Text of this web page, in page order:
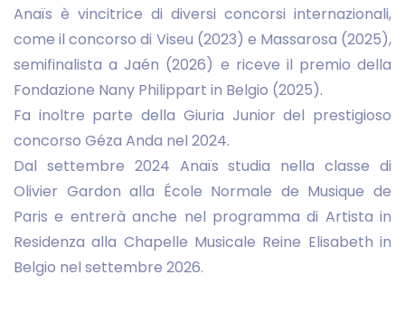
Anaïs è vincitrice di diversi concorsi internazionali,
come il concorso di Viseu (2023) e Massarosa (2025),
semifinalista a Jaén (2026) e riceve il premio della
Fondazione Nany Philippart in Belgio (2025).
Fa inoltre parte della Giuria Junior del prestigioso
concorso Géza Anda nel 2024.
Dal settembre 2024 Anaïs studia nella classe di
Olivier Gardon alla École Normale de Musique de
Paris e entrerà anche nel programma di Artista in
Residenza alla Chapelle Musicale Reine Elisabeth in
Belgio nel settembre 2026.